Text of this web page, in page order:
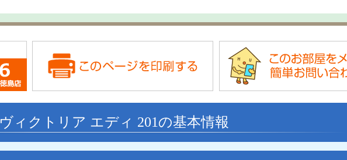
ヴィクトリア エディ 201の基本情報